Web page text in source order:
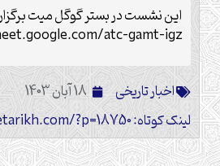
این نشست در بستر گوگل میت
atc-gamt-igz
اخبار تاریخی
18 آبان 1403
لینک کوتاه: https://sokhanetarikh.com/?p=18750